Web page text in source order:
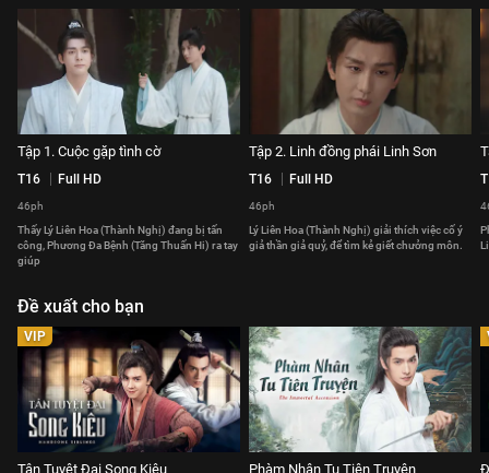
Tập 1. Cuộc gặp tình cờ
T16 Full HD
46ph
Thấy Lý Liên Hoa (Thành Nghị) đang bị tấn
công, Phương Đa Bệnh (Tăng Thuấn Hi) ra tay
giúp
Tập 2. Linh đồng phái Linh Sơn
T16 Full HD
46ph
Lý Liên Hoa (Thành Nghị) giải thích việc cố ý
giả thần giả quỷ, để tìm kẻ giết chưởng môn.
Đề xuất cho bạn
VIP
Tân Tuyệt Đại Song Kiêu Phàm Nhân Tu Tiên Truyện